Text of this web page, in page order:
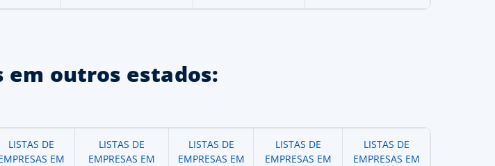
outros estados:
LISTAS DE
EM
LISTAS DE
EMPRESAS EM
LISTAS DE
EMPRESAS EM
LISTAS DE
EMPRESAS EM
LISTAS DE
EMPRESAS EM